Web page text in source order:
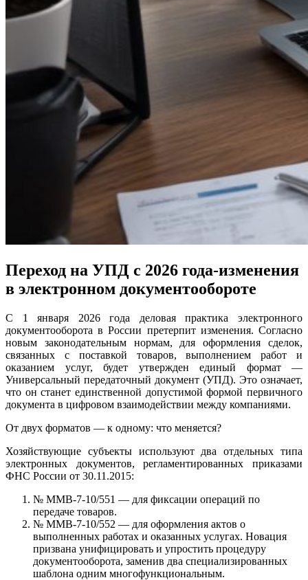
Переход на УПД с 2026 года-изменения
в электронном документообороте
С 1 января 2026 года деловая практика электронного
документооборота в России претерпит изменения. Согласно
новым законодательным нормам, для оформления сделок,
связанных с поставкой товаров, выполнением работ и
оказанием услуг, будет утвержден единый формат —
Универсальный передаточный документ (УПД). Это означает,
что он станет единственной допустимой формой первичного
документа в цифровом взаимодействии между компаниями.
От двух форматов — к одному: что меняется?
Хозяйствующие субъекты используют два отдельных типа
электронных документов, регламентированных приказами
ФНС России от 30.11.2015:
№ ММВ-7-10/551 — для фиксации операций по
передаче товаров.
№ ММВ-7-10/552 — для оформления актов о
выполненных работах и оказанных услугах. Новация
призвана унифицировать и упростить процедуру
документооборота, заменив два специализированных
шаблона одним многофункциональным.